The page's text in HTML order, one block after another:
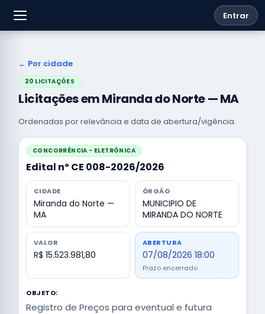
Entrar
← Por cidade
20 LICITAÇÕES
Licitações em Miranda do Norte — MA
Ordenadas por relevância e data de abertura/vigência.
CONCORRÊNCIA - ELETRÔNICA
Edital nº CE 008-2026/2026
CIDADE
Miranda do Norte —
MA
ÓRGÃO
MUNICIPIO DE
MIRANDA DO NORTE
VALOR
R$ 15.523.981,80
ABERTURA
07/08/2026 18:00
Prazo encerrado
OBJETO:
Registro de Preços para eventual e futura